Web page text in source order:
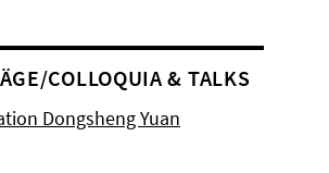
COLLOQUIA & TALKS
Dongsheng Yuan